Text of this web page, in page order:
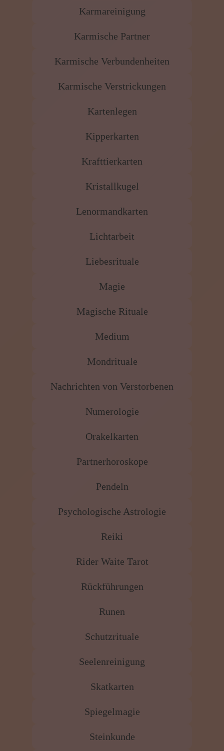
Karmareinigung
Karmische Partner
Karmische Verbundenheiten
Karmische Verstrickungen
Kartenlegen
Kipperkarten
Krafttierkarten
Kristallkugel
Lenormandkarten
Lichtarbeit
Liebesrituale
Magie
Magische Rituale
Medium
Mondrituale
Nachrichten von Verstorbenen
Numerologie
Orakelkarten
Partnerhoroskope
Pendeln
Psychologische Astrologie
Reiki
Rider Waite Tarot
Rückführungen
Runen
Schutzrituale
Seelenreinigung
Skatkarten
Spiegelmagie
Steinkunde